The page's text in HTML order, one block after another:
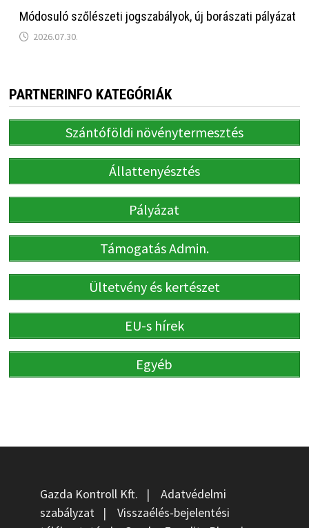
Módosuló szőlészeti jogszabályok, új borászati pályázat
2026.07.30.
PARTNERINFO KATEGÓRIÁK
Szántóföldi növénytermesztés
Állattenyésztés
Pályázat
Támogatás Admin.
Ültetvény és kertészet
EU-s hírek
Egyéb
Gazda Kontroll Kft. | Adatvédelmi
szabályzat| Visszaélés-bejelentési